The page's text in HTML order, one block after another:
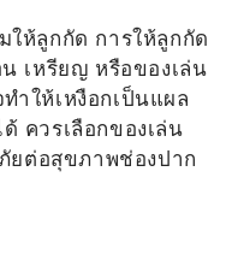
ห้ลูกกัด การให้ลูกกัด
เหรียญ หรือของเล่น
ำให้เหงือกเป็นแผล
ควรเลือกของเล่น
ยต่อสุขภาพช่องปาก